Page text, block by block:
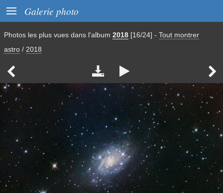
 Galerie photo
Photos les plus vues dans l'album 2018 [16/24] - Tout montrer
astro / 2018
   